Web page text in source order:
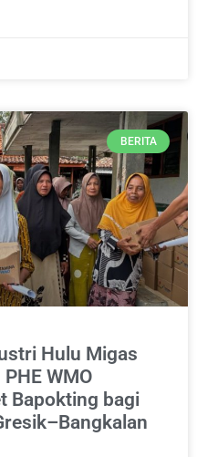
BERITA
Hulu Migas
WMO
Bapokting bagi